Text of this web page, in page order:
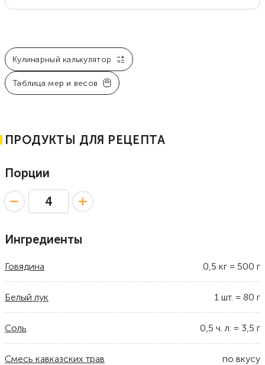
Кулинарный калькулятор
Таблица мер и весов
ПРОДУКТЫ ДЛЯ РЕЦЕПТА
Порции
Ингредиенты
Говядина 0,5 кг = 500 г
Белый лук 1 шт. = 80 г
Соль 0,5 ч. л. = 3,5 г
Смесь кавказских трав по вкусу